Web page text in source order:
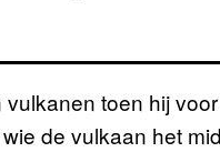
toen hij
de vulkaan het